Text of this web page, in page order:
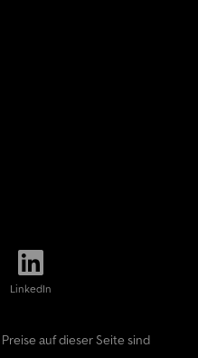
LinkedIn
auf dieser Seite sind